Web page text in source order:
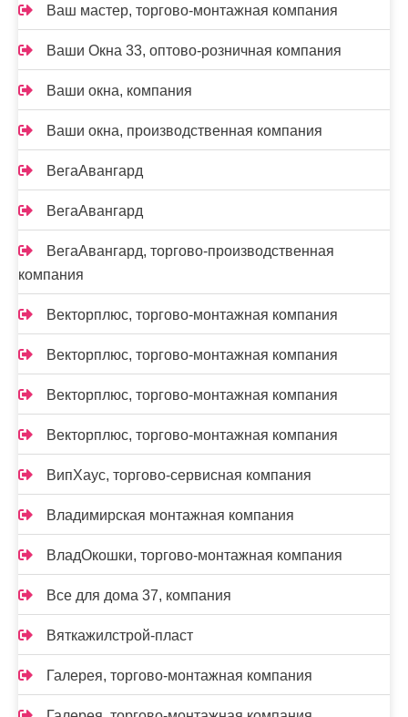
Ваш мастер, торгово-монтажная компания
Ваши Окна 33, оптово-розничная компания
Ваши окна, компания
Ваши окна, производственная компания
ВегаАвангард
ВегаАвангард
ВегаАвангард, торгово-производственная
компания
Векторплюс, торгово-монтажная компания
Векторплюс, торгово-монтажная компания
Векторплюс, торгово-монтажная компания
Векторплюс, торгово-монтажная компания
ВипХаус, торгово-сервисная компания
Владимирская монтажная компания
ВладОкошки, торгово-монтажная компания
Все для дома 37, компания
Вяткажилстрой-пласт
Галерея, торгово-монтажная компания